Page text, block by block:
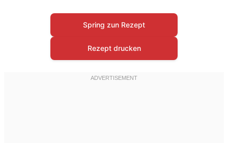
Spring zun Rezept
Rezept drucken